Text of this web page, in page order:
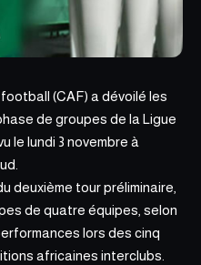
(CAF) a dévoilé les
de groupes de la Ligue
le lundi 3 novembre à
deuxième tour préliminaire,
de quatre équipes, selon
lors des cinq
africaines interclubs.